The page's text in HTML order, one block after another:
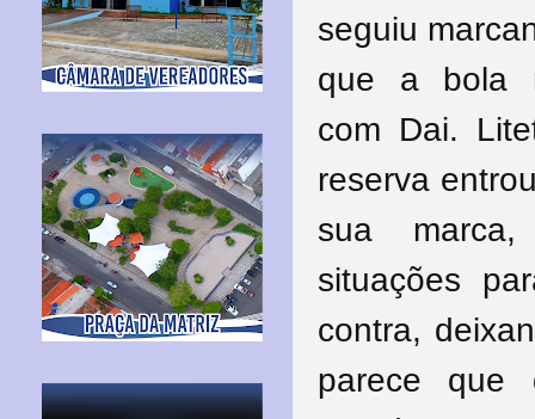
seguiu
que a bola
com Dai.
reserva
sua
situações
contra,
parece